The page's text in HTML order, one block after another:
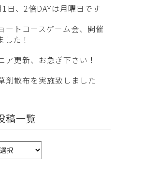
1日、2倍DAYは月曜日です
ートコースゲーム会、開催
した！
ア更新、お急ぎ下さい！
剤散布を実施致しました
稿一覧